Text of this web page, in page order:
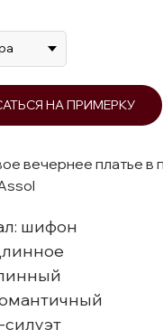
НА ПРИМЕРКУ
вечернее платье в
шифон